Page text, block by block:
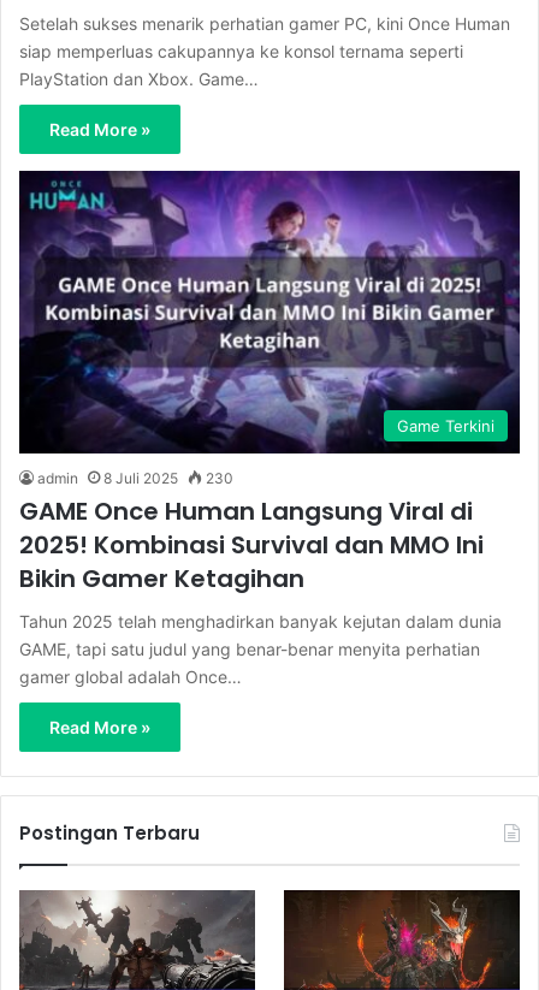
Setelah sukses menarik perhatian gamer PC, kini Once Human
siap memperluas cakupannya ke konsol ternama seperti
PlayStation dan Xbox. Game…
Read More »
Game Terkini
admin 8 Juli 2025 230
GAME Once Human Langsung Viral di
2025! Kombinasi Survival dan MMO Ini
Bikin Gamer Ketagihan
Tahun 2025 telah menghadirkan banyak kejutan dalam dunia
GAME, tapi satu judul yang benar-benar menyita perhatian
gamer global adalah Once…
Read More »
Postingan Terbaru